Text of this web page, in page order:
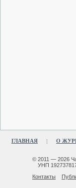
ГЛАВНАЯ О
© 2011 — 2026
УНП
Контакты